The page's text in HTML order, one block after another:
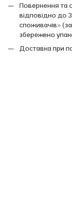
Повернення та
відповідно до
споживачів»
збережено
Доставка при